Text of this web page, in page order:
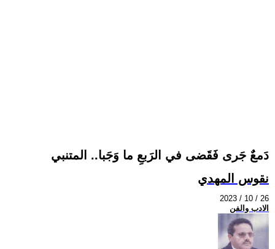
دَمعٌ جَرى فَقَضى في الرَبعِ ما وَجَبا.. المتنبي
نقوس المهدي
2023 / 10 / 26
الادب والفن